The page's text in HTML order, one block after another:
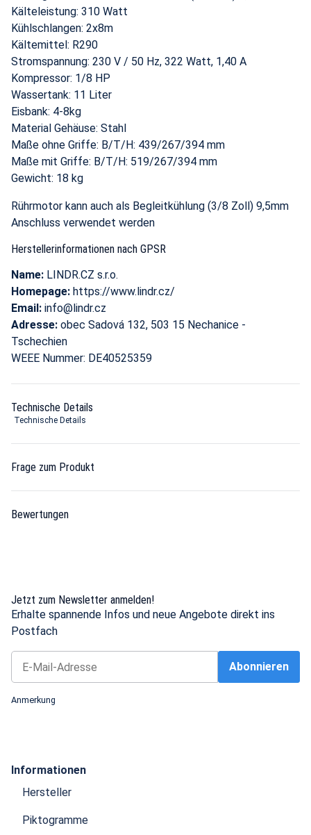
Kälteleistung: 310 Watt
Kühlschlangen: 2x8m
Kältemittel: R290
Stromspannung: 230 V / 50 Hz, 322 Watt, 1,40 A
Kompressor: 1/8 HP
Wassertank: 11 Liter
Eisbank: 4-8kg
Material Gehäuse: Stahl
Maße ohne Griffe: B/T/H: 439/267/394 mm
Maße mit Griffe: B/T/H: 519/267/394 mm
Gewicht: 18 kg
Rührmotor kann auch als Begleitkühlung (3/8 Zoll) 9,5mm
Anschluss verwendet werden
Herstellerinformationen nach GPSR
Name: LINDR.CZ s.r.o.
Homepage: https://www.lindr.cz/
Email: info@lindr.cz
Adresse: obec Sadová 132, 503 15 Nechanice -
Tschechien
WEEE Nummer: DE40525359
Technische Details
Technische Details
Frage zum Produkt
Bewertungen
Jetzt zum Newsletter anmelden!
Erhalte spannende Infos und neue Angebote direkt ins
Postfach
Abonnieren
Anmerkung
Informationen
Hersteller
Piktogramme